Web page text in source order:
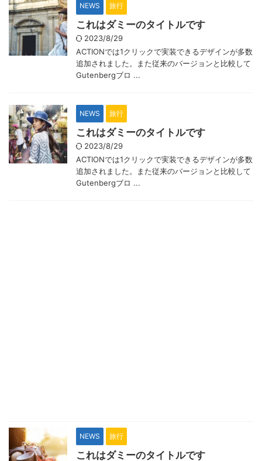
NEWS 旅行
これはダミーのタイトルです
2023/8/29
ACTIONでは1クリックで実装できるデザインが多数
追加されました。また従来のバージョンと比較して
Gutenbergブロ ...
NEWS 旅行
これはダミーのタイトルです
2023/8/29
ACTIONでは1クリックで実装できるデザインが多数
追加されました。また従来のバージョンと比較して
Gutenbergブロ ...
NEWS 旅行
これはダミーのタイトルです